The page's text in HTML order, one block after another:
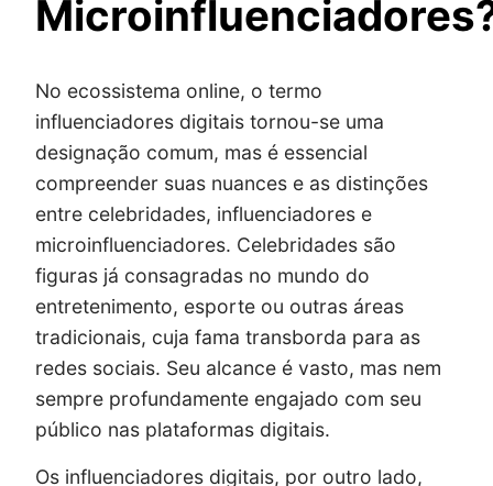
No ecossistema online, o termo
influenciadores digitais tornou-se uma
designação comum, mas é essencial
compreender suas nuances e as distinções
entre celebridades, influenciadores e
microinfluenciadores. Celebridades são
figuras já consagradas no mundo do
entretenimento, esporte ou outras áreas
tradicionais, cuja fama transborda para as
redes sociais. Seu alcance é vasto, mas nem
sempre profundamente engajado com seu
público nas plataformas digitais.
Os influenciadores digitais, por outro lado,